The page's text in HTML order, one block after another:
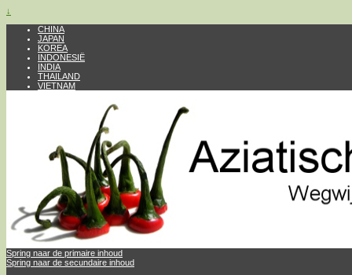
↓
CHINA
JAPAN
KOREA
INDONESIË
INDIA
THAILAND
VIETNAM
Spring naar de primaire inhoud
Spring naar de secundaire inhoud